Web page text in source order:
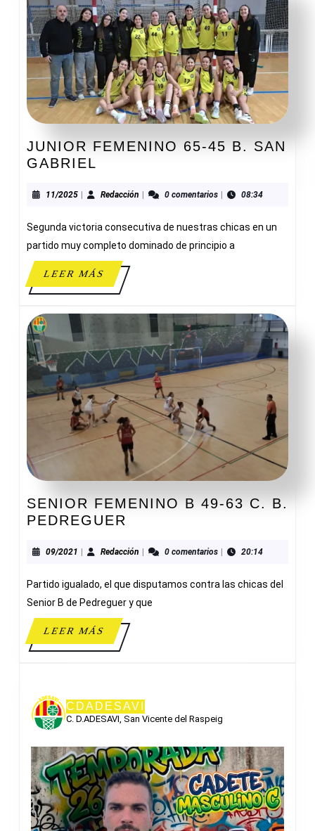
JUNIOR FEMENINO 65-45 B. SAN
GABRIEL
65-
B.
SAN
GABRIEL
11/202511/2025
| Redacción Redacción
| 0 comentarios | 08:34
Segunda victoria consecutiva de nuestras chicas en un
partido muy completo dominado de principio a
LEER MÁSLEER
MÁS
SENIOR FEMENINO B 49-63 C. B.
PEDREGUER
B
63
C.
B.
PEDREGUER
09/2021 09/2021Redacción Redacción0 comentarios 20:14
Partido igualado, el que disputamos contra las chicas del
Senior B de Pedreguer y que
LEER MÁSLEER
MÁS
CDADESAVI
C. D.ADESAVI, San Vicente del Raspeig